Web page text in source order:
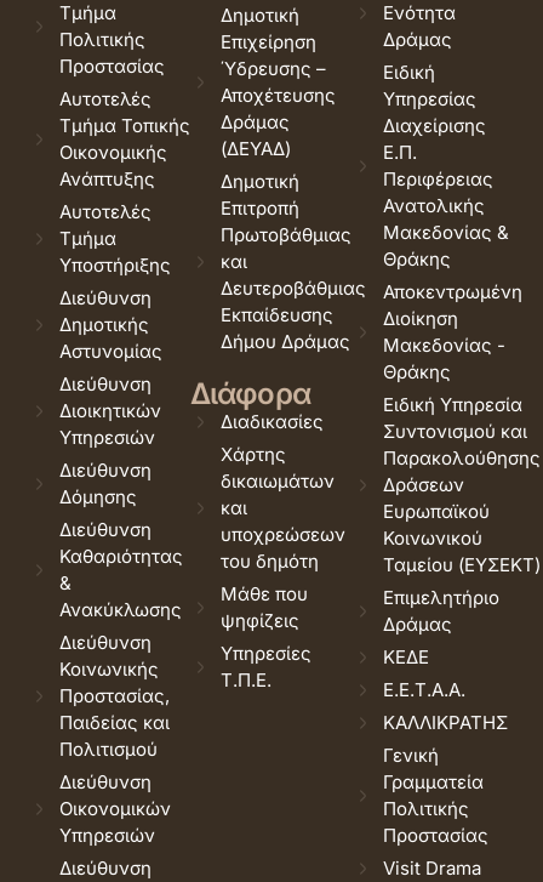
Τμήμα
Πολιτικής
Προστασίας
Αυτοτελές
Τμήμα Τοπικής
Οικονομικής
Ανάπτυξης
Αυτοτελές
Τμήμα
Υποστήριξης
Διεύθυνση
Δημοτικής
Αστυνομίας
Διεύθυνση
Διοικητικών
Υπηρεσιών
Διεύθυνση
Δόμησης
Διεύθυνση
Καθαριότητας
&
Ανακύκλωσης
Διεύθυνση
Κοινωνικής
Προστασίας,
Παιδείας και
Πολιτισμού
Διεύθυνση
Οικονομικών
Υπηρεσιών
Διεύθυνση
Δημοτική
Επιχείρηση
Ύδρευσης –
Αποχέτευσης
Δράμας
(ΔΕΥΑΔ)
Δημοτική
Επιτροπή
Πρωτοβάθμιας
και
Δευτεροβάθμιας
Εκπαίδευσης
Δήμου Δράμας
Διάφορα
Διαδικασίες
Χάρτης
δικαιωμάτων
και
υποχρεώσεων
του δημότη
Μάθε που
ψηφίζεις
Υπηρεσίες
Τ.Π.Ε.
Ενότητα
Δράμας
Ειδική
Υπηρεσίας
Διαχείρισης
Ε.Π.
Περιφέρειας
Ανατολικής
Μακεδονίας &
Θράκης
Αποκεντρωμένη
Διοίκηση
Μακεδονίας -
Θράκης
Ειδική Υπηρεσία
Συντονισμού και
Παρακολούθησης
Δράσεων
Ευρωπαϊκού
Κοινωνικού
Ταμείου (ΕΥΣΕΚΤ)
Επιμελητήριο
Δράμας
ΚΕΔΕ
Ε.Ε.Τ.Α.Α.
ΚΑΛΛΙΚΡΑΤΗΣ
Γενική
Γραμματεία
Πολιτικής
Προστασίας
Visit Drama